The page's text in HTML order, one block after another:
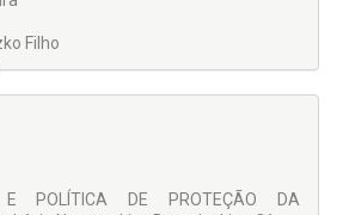
da Universidade de Brasília;
de Direito internacional e relações
de Tessalônica; Professor no
Research) e Conselho Argentino de
(Buenos Aires, 1983), sobre “Direito
brasileiras; Consultor jurídico do
Filho
E POLÍTICA DE PROTEÇÃO DA